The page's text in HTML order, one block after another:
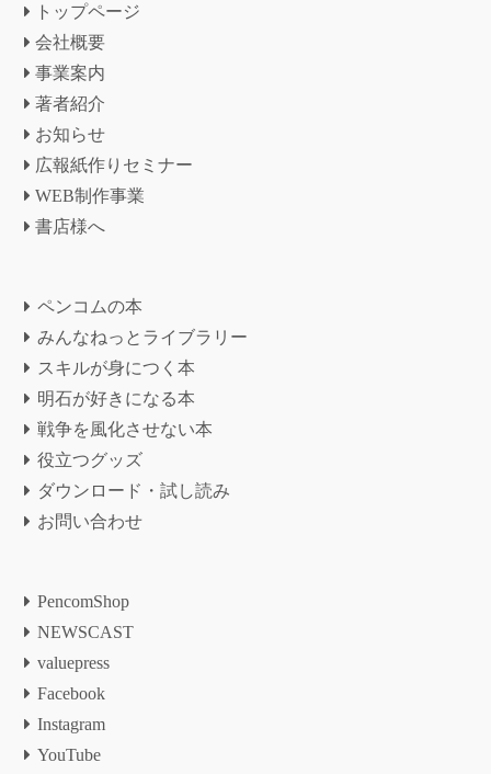
トップページ
会社概要
事業案内
著者紹介
お知らせ
広報紙作りセミナー
WEB制作事業
書店様へ
ペンコムの本
みんなねっとライブラリー
スキルが身につく本
明石が好きになる本
戦争を風化させない本
役立つグッズ
ダウンロード・試し読み
お問い合わせ
PencomShop
NEWSCAST
valuepress
Facebook
Instagram
YouTube